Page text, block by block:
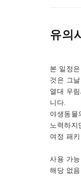
유의
본 일정
것은 그
열대 우
니다.
야생동물
노력하지
여정 패
사용 가
해당 없음